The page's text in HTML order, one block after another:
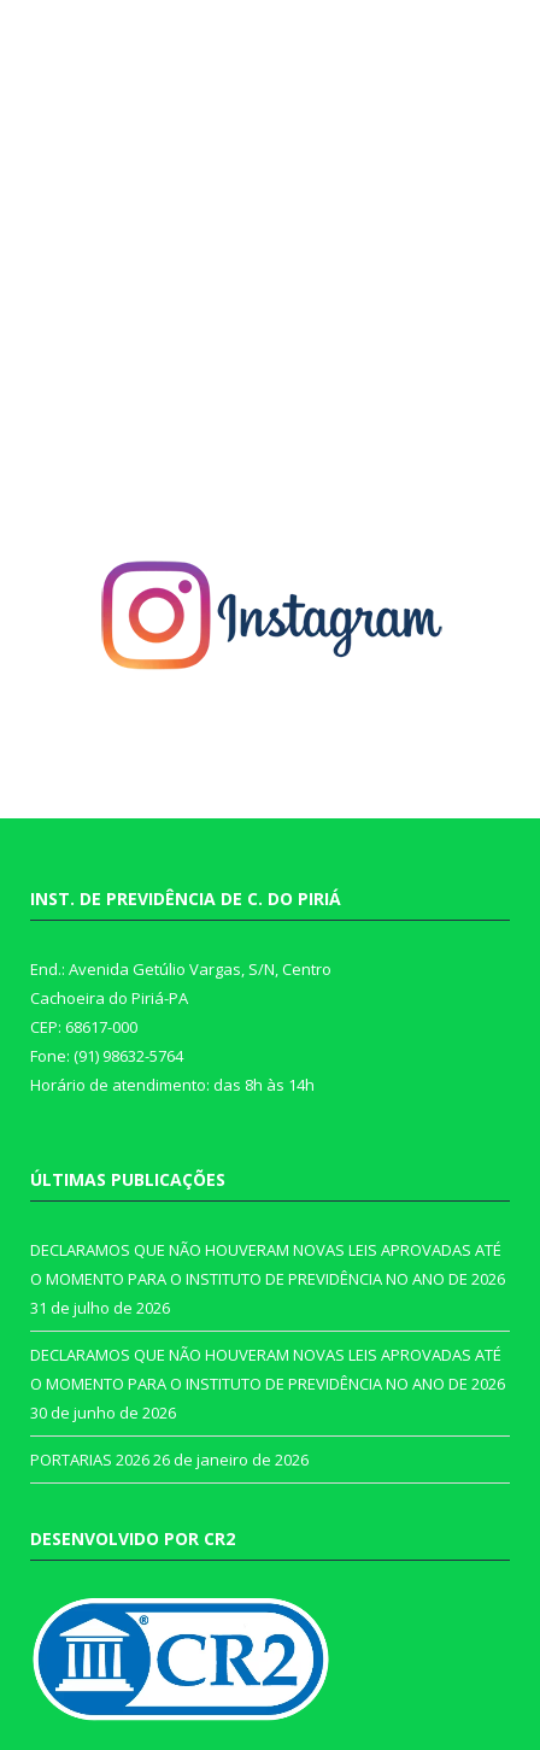
INST. DE PREVIDÊNCIA DE C. DO PIRIÁ
End.: Avenida Getúlio Vargas, S/N, Centro
Cachoeira do Piriá-PA
CEP: 68617-000
Fone: (91) 98632-5764
Horário de atendimento: das 8h às 14h
ÚLTIMAS PUBLICAÇÕES
DECLARAMOS QUE NÃO HOUVERAM NOVAS LEIS APROVADAS ATÉ
O MOMENTO PARA O INSTITUTO DE PREVIDÊNCIA NO ANO DE 2026
31 de julho de 2026
DECLARAMOS QUE NÃO HOUVERAM NOVAS LEIS APROVADAS ATÉ
O MOMENTO PARA O INSTITUTO DE PREVIDÊNCIA NO ANO DE 2026
30 de junho de 2026
PORTARIAS 202626 de janeiro de 2026
DESENVOLVIDO POR CR2